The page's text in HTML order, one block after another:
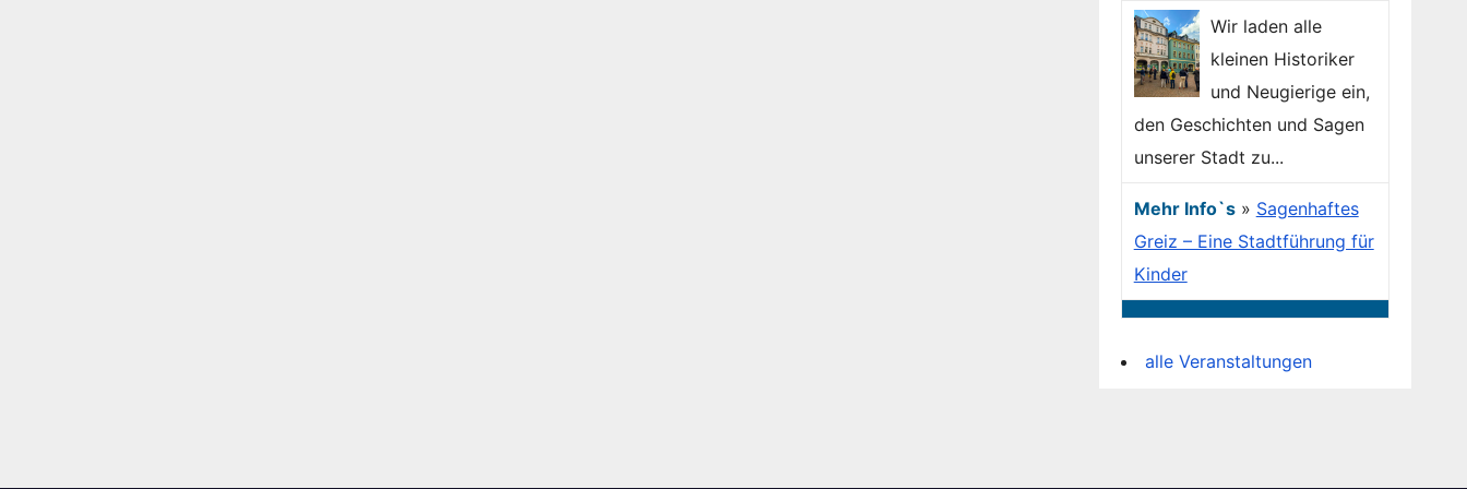
Wir laden alle
kleinen Historiker
und Neugierige ein,
den Geschichten und Sagen
unserer Stadt zu...
Mehr Info`s» Sagenhaftes
Greiz – Eine Stadtführung für
Kinder
alle Veranstaltungen